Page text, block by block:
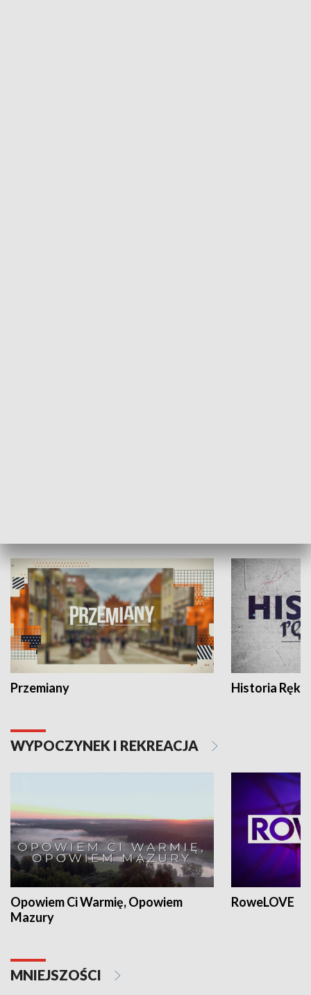
Przemiany Historia Ręką
WYPOCZYNEK I REKREACJA
Opowiem Ci Warmię, Opowiem
Mazury
RoweLOVE
MNIEJSZOŚCI